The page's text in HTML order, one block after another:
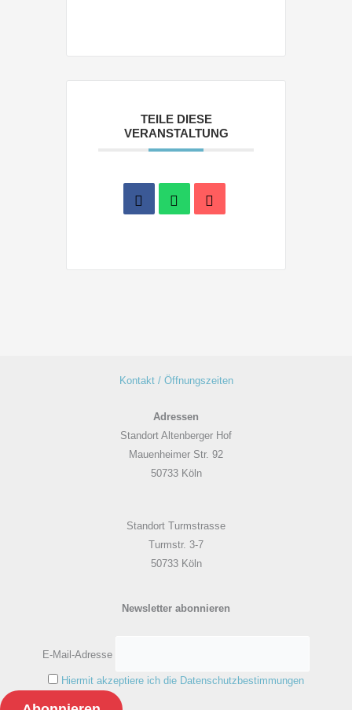
TEILE DIESE
VERANSTALTUNG
Kontakt / Öffnungszeiten
Adressen
Standort Altenberger Hof
Mauenheimer Str. 92
50733 Köln
Standort Turmstrasse
Turmstr. 3-7
50733 Köln
Newsletter abonnieren
E-Mail-Adresse
Hiermit akzeptiere ich die Datenschutzbestimmungen